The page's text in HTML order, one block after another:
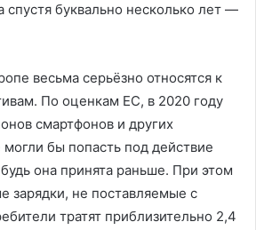
спустя буквально несколько лет —
весьма серьёзно относятся к
По оценкам ЕС, в 2020 году
смартфонов и других
могли бы попасть под действие
она принята раньше. При этом
зарядки, не поставляемые с
тратят приблизительно 2,4